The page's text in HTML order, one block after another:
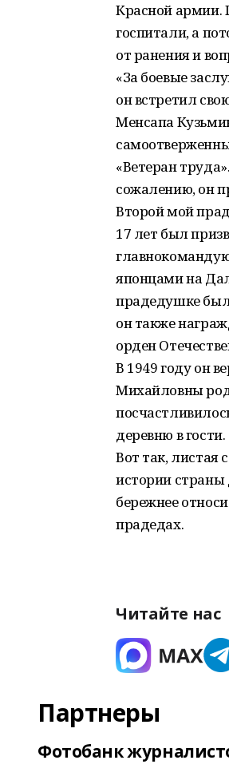
Красной армии.
госпитали, а
от ранения и
«За боевые
он встретил
Менсапа
«Ветеран
сожалению, он
Второй мой
17 лет был
японцами на
прадедушке
он также
орден
В 1949 году он
Михайловны
деревню в гости.
Вот так, листая
истории
бережнее
прадедах.
Читайте нас
Партнеры
Фотобанк